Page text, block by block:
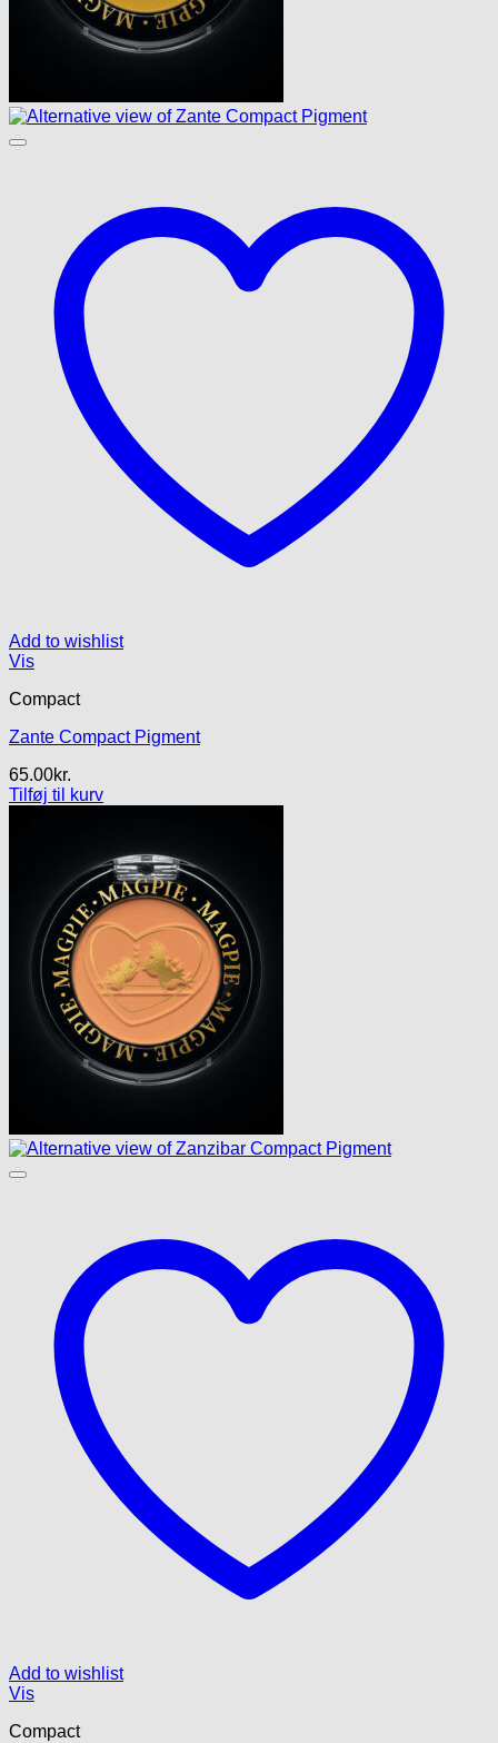
Add to wishlist
Vis
Compact
Zante Compact Pigment
65.00kr.
Tilføj til kurv
Add to wishlist
Vis
Compact